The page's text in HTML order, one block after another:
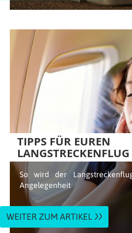
TIPPS FÜR EUREN
LANGSTRECKENFLUG
So wird der
Angelegenheit
WEITER ZUM ARTIKEL